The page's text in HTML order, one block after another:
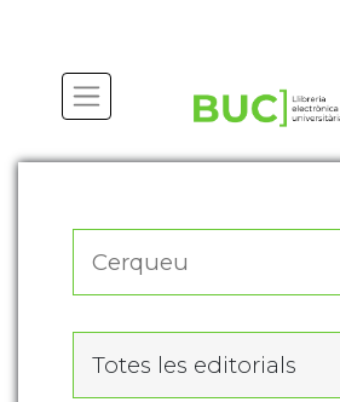
Totes les editorials